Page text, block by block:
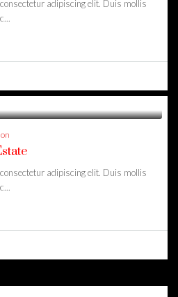
adipiscing elit. Duis mollis
adipiscing elit. Duis mollis